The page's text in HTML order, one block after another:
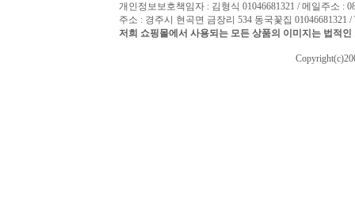
개인정보보호책임자 : 김형식 01046681321 / 메일주소 :
주소 : 경주시 현곡면 금장리 534 동국꽃집 01046681321
저희 쇼핑몰에서 사용되는 모든 상품의 이미지는 법적